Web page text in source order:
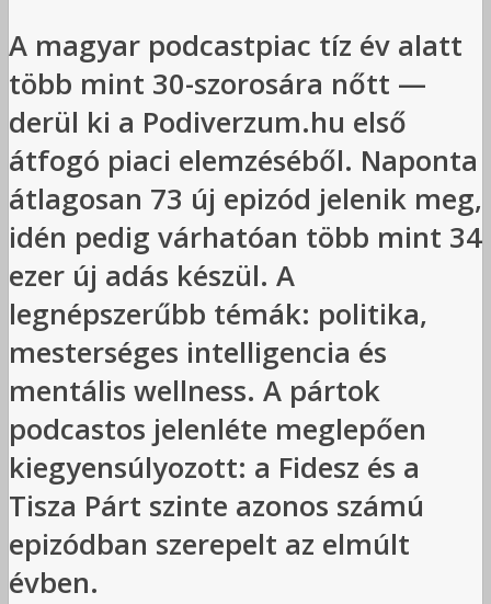
A magyar podcastpiac tíz év alatt
több mint 30-szorosára nőtt —
derül ki a Podiverzum.hu első
átfogó piaci elemzéséből. Naponta
átlagosan 73 új epizód jelenik meg,
idén pedig várhatóan több mint 34
ezer új adás készül. A
legnépszerűbb témák: politika,
mesterséges intelligencia és
mentális wellness. A pártok
podcastos jelenléte meglepően
kiegyensúlyozott: a Fidesz és a
Tisza Párt szinte azonos számú
epizódban szerepelt az elmúlt
évben.